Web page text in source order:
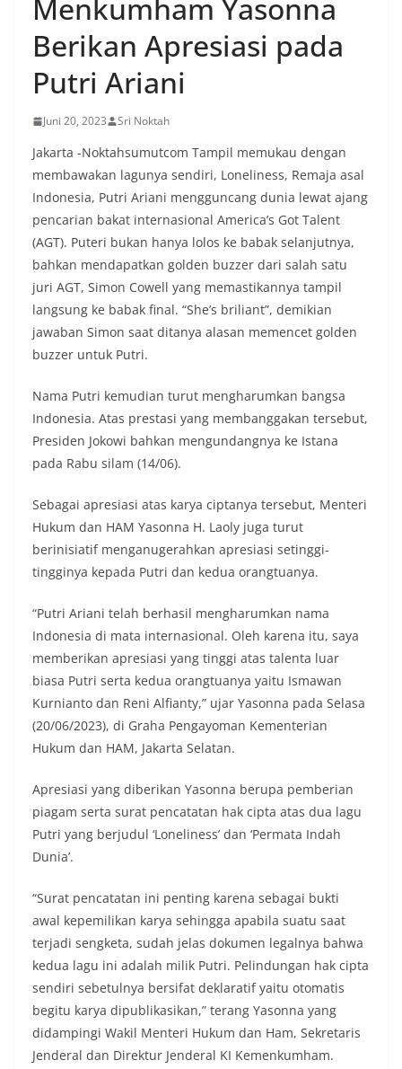
menyambut momentum HUT Kemerdekaan RI
dengan berbagai persiapan di lingkungan
masing-masing.‎Dalam dialog yang berlangsung
akrab, Bhabinkamtibmas menyapa warga,
menanyakan kondisi keamanan dan kenyamanan
komunikasi dua arah agar warga dapat
menyampaikan keluhan maupun informasi terkait
situasi kamtibmas di sekitar mereka.‎‎‎Salah satu
poin utama yang disampaikan dalam kegiatan
sambang ini adalah imbauan kepada warga untuk
memasang bendera Merah Putih secara penuh,
bukan setengah tiang, sebagai bentuk
penghormatan dan rasa cinta tanah air
menjelang perayaan HUT Kemerdekaan RI.
Petugas mengingatkan bahwa pemasangan
bendera dengan benar merupakan salah satu
wujud nyata partisipasi masyarakat dalam
memperingati hari bersejarah bangsa
Indonesia.‎‎”Kami mengimbau kepada seluruh
bendera Merah Putih di depan rumah masing-
masing secara penuh. Ini adalah bentuk
penghormatan kita bersama terhadap
perjuangan para pahlawan yang telah merebut
kemerdekaan,” ujar Aiptu Muliyadi Suraukur saat
agar warga memperhatikan kondisi bendera yang
akan dikibarkan, memastikan bendera dalam
keadaan bersih, tidak sobek, dan layak untuk
dikibarkan sebagai simbol kehormatan
negara.‎‎‎Selain menyampaikan imbauan terkait
dimanfaatkan sebagai sarana deteksi dini (early
warning) guna mengantisipasi potensi gangguan
keamanan dan ketertiban masyarakat
(Kamtibmas) di lingkungan tempat tinggal warga.
Melalui interaksi langsung tersebut,
Bhabinkamtibmas dapat menghimpun informasi
awal terkait situasi sosial, potensi kerawanan,
maupun hal-hal yang dapat mengganggu
kondusivitas wilayah, khususnya menjelang
diwarnai dengan berbagai kegiatan dan
keramaian warga.‎‎Dengan adanya deteksi dini ini,
diharapkan potensi gangguan keamanan dapat
diantisipasi sejak awal sehingga situasi di
Kemerdekaan RI berlangsung.‎‎Wujud Kedekatan
Polri dengan Masyarakat‎Kegiatan sambang Door
to Door System ini merupakan salah satu bentuk
implementasi program Polri Presisi yang
mengedepankan kehadiran dan kedekatan
personel Kepolisian dengan masyarakat. Melalui
kegiatan semacam ini, Bhabinkamtibmas tidak
hanya berperan sebagai penyampai informasi
dan imbauan, tetapi juga sebagai mitra
masyarakat dalam menjaga keamanan lingkungan
Menkumham Yasonna
Berikan Apresiasi pada
Putri Ariani
Juni 20, 2023 Sri Noktah
Jakarta -Noktahsumutcom Tampil memukau dengan
membawakan lagunya sendiri, Loneliness, Remaja asal
Indonesia, Putri Ariani mengguncang dunia lewat ajang
pencarian bakat internasional America’s Got Talent
(AGT). Puteri bukan hanya lolos ke babak selanjutnya,
bahkan mendapatkan golden buzzer dari salah satu
juri AGT, Simon Cowell yang memastikannya tampil
langsung ke babak final. “She’s briliant”, demikian
jawaban Simon saat ditanya alasan memencet golden
buzzer untuk Putri.
Nama Putri kemudian turut mengharumkan bangsa
Indonesia. Atas prestasi yang membanggakan tersebut,
Presiden Jokowi bahkan mengundangnya ke Istana
pada Rabu silam (14/06).
Sebagai apresiasi atas karya ciptanya tersebut, Menteri
Hukum dan HAM Yasonna H. Laoly juga turut
berinisiatif menganugerahkan apresiasi setinggi-
tingginya kepada Putri dan kedua orangtuanya.
“Putri Ariani telah berhasil mengharumkan nama
Indonesia di mata internasional. Oleh karena itu, saya
memberikan apresiasi yang tinggi atas talenta luar
biasa Putri serta kedua orangtuanya yaitu Ismawan
Kurnianto dan Reni Alfianty,” ujar Yasonna pada Selasa
(20/06/2023), di Graha Pengayoman Kementerian
Hukum dan HAM, Jakarta Selatan.
Apresiasi yang diberikan Yasonna berupa pemberian
piagam serta surat pencatatan hak cipta atas dua lagu
Putri yang berjudul ‘Loneliness’ dan ‘Permata Indah
Dunia’.
“Surat pencatatan ini penting karena sebagai bukti
awal kepemilikan karya sehingga apabila suatu saat
terjadi sengketa, sudah jelas dokumen legalnya bahwa
kedua lagu ini adalah milik Putri. Pelindungan hak cipta
sendiri sebetulnya bersifat deklaratif yaitu otomatis
begitu karya dipublikasikan,” terang Yasonna yang
didampingi Wakil Menteri Hukum dan Ham, Sekretaris
Jenderal dan Direktur Jenderal KI Kemenkumham.